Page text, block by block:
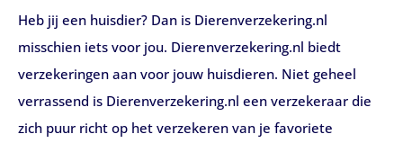
Heb jij een huisdier? Dan is Dierenverzekering.nl
misschien iets voor jou. Dierenverzekering.nl biedt
verzekeringen aan voor jouw huisdieren. Niet geheel
verrassend is Dierenverzekering.nl een verzekeraar die
zich puur richt op het verzekeren van je favoriete